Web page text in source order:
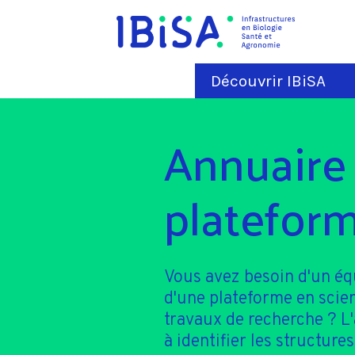
Découvrir IBiSA
Vous avez besoin d'un
d'une plateforme en
travaux de recherche ?
à identifier les